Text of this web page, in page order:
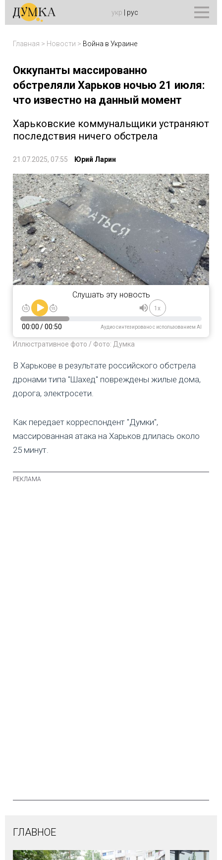
укр рус
Главная > Новости > Война в Украине
Оккупанты массированно
обстреляли Харьков ночью 21 июля:
что известно на данный момент
Харьковские коммунальщики устраняют
последствия ничего обстрела
21.07.2025, 07:55 Юрий Ларин
Слушать эту новость
1x
00:00/00:50 Аудио синтезировано с использованием AI
Иллюстративное фото / Фото: Думка
В Харькове в результате российского обстрела
дронами типа "Шахед" повреждены жилые дома,
дорога, электросети.
Как передает корреспондент "Думки",
массированная атака на Харьков длилась около
25 минут.
ГЛАВНОЕ